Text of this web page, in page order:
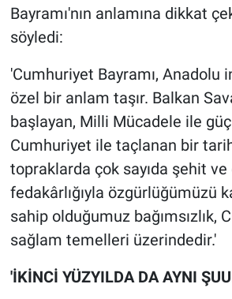
Bayramı'nın anlamına dikkat
söyledi:
'Cumhuriyet Bayramı, Anadolu
özel bir anlam taşır. Balkan
başlayan, Milli Mücadele ile
Cumhuriyet ile taçlanan bir
topraklarda çok sayıda şehit ve
fedakârlığıyla özgürlüğümüzü
sahip olduğumuz bağımsızlık,
sağlam temelleri üzerindedir.'
'İKİNCİ YÜZYILDA DA AYNI